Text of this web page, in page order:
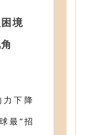
境
下降
最“招